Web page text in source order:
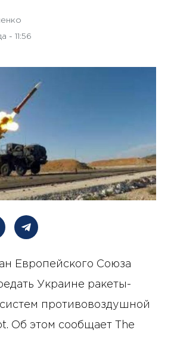
- 11:56
Европейского Союза
Украине ракеты-
противовоздушной
Об этом сообщает The